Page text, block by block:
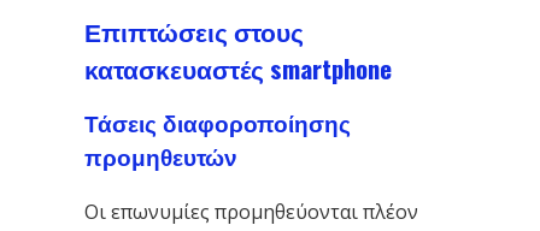
Επιπτώσεις στους
κατασκευαστές smartphone
Τάσεις διαφοροποίησης
προμηθευτών
Οι επωνυμίες προμηθεύονται πλέον